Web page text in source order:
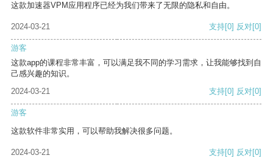
这款加速器VPM应用程序已经为我们带来了无限的隐私和自由。
2024-03-21 支持[0] 反对[0]
游客
这款app的课程非常丰富，可以满足我不同的学习需求，让我能够找到自
己感兴趣的知识。
2024-03-21
支持[0] 反对[0]
游客
这款软件非常实用，可以帮助我解决很多问题。
2024-03-21 支持[0] 反对[0]